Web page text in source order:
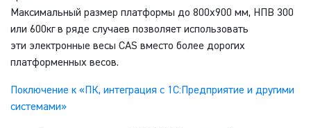
Максимальный размер платформы до 800х900 мм, НПВ 300
или 600кг в ряде случаев позволяет использовать
эти электронные весы CAS вместо более дорогих
платформенных весов.
Поключение к «ПК, интеграция с 1С:Предприятие и другими
системами»